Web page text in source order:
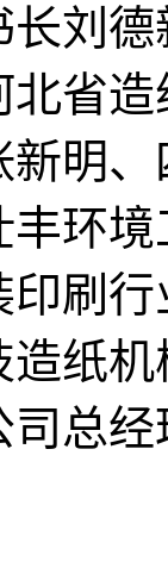
刘
省
明
环
刷
纸
总